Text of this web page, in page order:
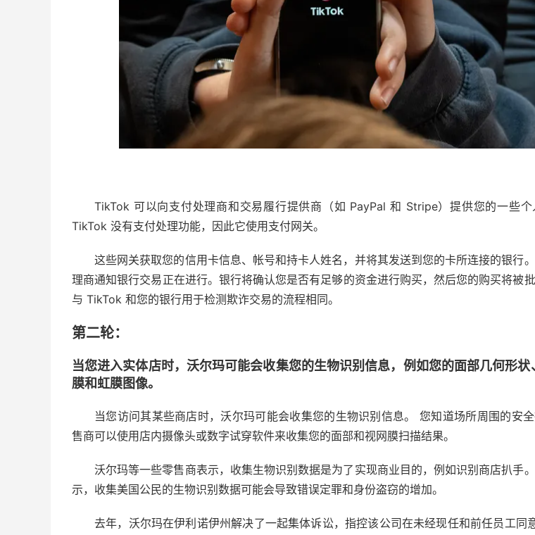
TikTok 可以向支付处理商和交易履行提供商（如 PayPal 和 Stripe）提供您的一些
TikTok 没有支付处理功能，因此它使用支付网关。
这些网关获取您的信用卡信息、帐号和持卡人姓名，并将其发送到您的卡所连接的银行
理商通知银行交易正在进行。银行将确认您是否有足够的资金进行购买，然后您的购买将被
与 TikTok 和您的银行用于检测欺诈交易的流程相同。
第二轮：
当您进入实体店时，沃尔玛可能会收集您的生物识别信息，例如您的面部几何形状
膜和虹膜图像。
当您访问其某些商店时，沃尔玛可能会收集您的生物识别信息。 您知道场所周围的安
售商可以使用店内摄像头或数字试穿软件来收集您的面部和视网膜扫描结果。
沃尔玛等一些零售商表示，收集生物识别数据是为了实现商业目的，例如识别商店扒手
示，收集美国公民的生物识别数据可能会导致错误定罪和身份盗窃的增加。
去年，沃尔玛在伊利诺伊州解决了一起集体诉讼，指控该公司在未经现任和前任员工同